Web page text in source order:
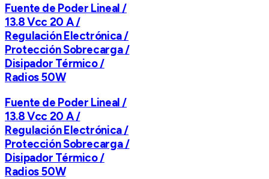
Fuente de Poder Lineal /
13.8 Vcc 20 A /
Regulación Electrónica /
Protección Sobrecarga /
Disipador Térmico /
Radios 50W
Fuente de Poder Lineal /
13.8 Vcc 20 A /
Regulación Electrónica /
Protección Sobrecarga /
Disipador Térmico /
Radios 50W